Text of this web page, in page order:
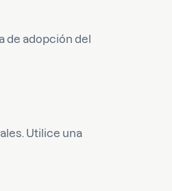
de adopción del
Utilice una